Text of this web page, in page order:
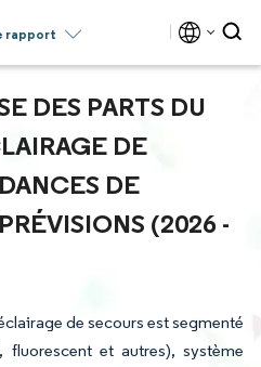
rapport
DES PARTS DU
DE
DE
(2026 -
de secours est segmenté
fluorescent et autres), système